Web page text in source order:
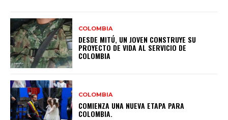
COLOMBIA
DESDE MITÚ, UN JOVEN CONSTRUYE SU
PROYECTO DE VIDA AL SERVICIO DE
COLOMBIA
COLOMBIA
COMIENZA UNA NUEVA ETAPA PARA
COLOMBIA.